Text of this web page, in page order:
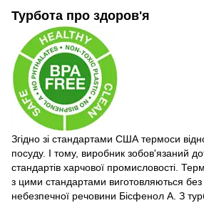
Турбота про здоров'я
Згідно зі стандартами США термоси
посуду. І тому, виробник зобов'язаний
стандартів харчової промисловості.
з цими стандартами виготовляються без
небезпечної речовини Бісфенол А. З